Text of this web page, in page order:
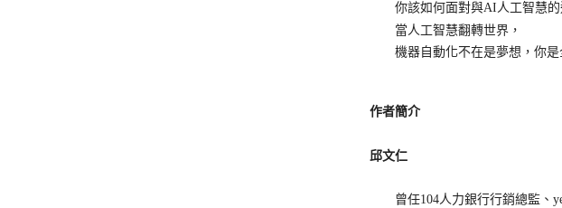
你該如何面對與AI人工智慧的
當人工智慧翻轉世界，
機器自動化不在是夢想，你是
作者簡介
邱文仁
曾任104人力銀行行銷總監、